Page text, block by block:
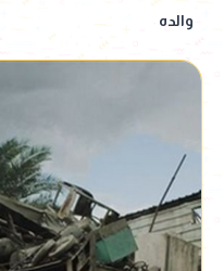
والده